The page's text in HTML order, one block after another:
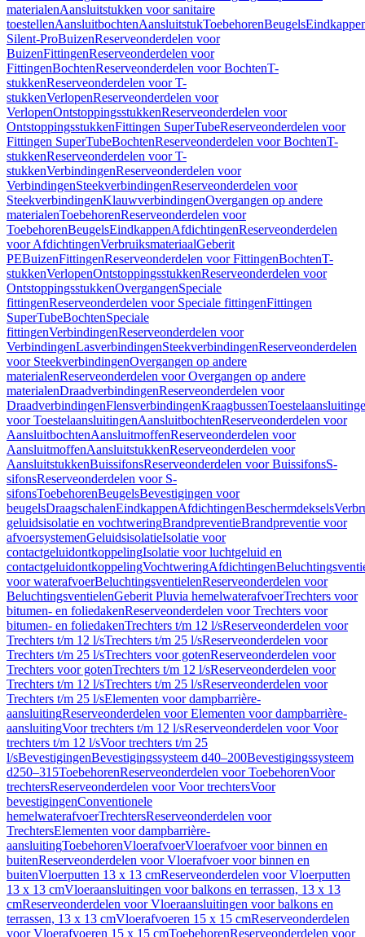
materialenAansluitstukken voor sanitaire
toestellenAansluitbochtenAansluitstukToebehorenBeugels
Silent-ProBuizenReserveonderdelen voor
BuizenFittingenReserveonderdelen voor
FittingenBochtenReserveonderdelen voor BochtenT-
stukkenReserveonderdelen voor T-
stukkenVerlopenReserveonderdelen voor
VerlopenOntstoppingsstukkenReserveonderdelen voor
OntstoppingsstukkenFittingen SuperTubeReserveonderdelen voor
Fittingen SuperTubeBochtenReserveonderdelen voor BochtenT-
stukkenReserveonderdelen voor T-
stukkenVerbindingenReserveonderdelen voor
VerbindingenSteekverbindingenReserveonderdelen voor
SteekverbindingenKlauwverbindingenOvergangen op andere
materialenToebehorenReserveonderdelen voor
ToebehorenBeugelsEindkappenAfdichtingenReserveonderdelen
voor AfdichtingenVerbruiksmateriaalGeberit
PEBuizenFittingenReserveonderdelen voor FittingenBochtenT-
stukkenVerlopenOntstoppingsstukkenReserveonderdelen voor
OntstoppingsstukkenOvergangenSpeciale
fittingenReserveonderdelen voor Speciale fittingenFittingen
SuperTubeBochtenSpeciale
fittingenVerbindingenReserveonderdelen voor
VerbindingenLasverbindingenSteekverbindingenReserveonderdelen
voor SteekverbindingenOvergangen op andere
materialenReserveonderdelen voor Overgangen op andere
materialenDraadverbindingenReserveonderdelen voor
DraadverbindingenFlensverbindingenKraagbussen
voor ToestelaansluitingenAansluitbochtenReserveonderdelen voor
AansluitbochtenAansluitmoffenReserveonderdelen voor
AansluitmoffenAansluitstukkenReserveonderdelen voor
AansluitstukkenBuissifonsReserveonderdelen voor BuissifonsS-
sifonsReserveonderdelen voor S-
sifonsToebehorenBeugelsBevestigingen voor
beugelsDraagschalenEindkappenAfdichtingenBeschermdeksels
geluidsisolatie en vochtweringBrandpreventieBrandpreventie voor
afvoersystemenGeluidsisolatieIsolatie voor
contactgeluidontkoppelingIsolatie voor luchtgeluid en
contactgeluidontkoppelingVochtweringAfdichtingen
voor waterafvoerBeluchtingsventielenReserveonderdelen voor
BeluchtingsventielenGeberit Pluvia hemelwaterafvoerTrechters voor
bitumen- en foliedakenReserveonderdelen voor Trechters voor
bitumen- en foliedakenTrechters t/m 12 l/sReserveonderdelen voor
Trechters t/m 12 l/sTrechters t/m 25 l/sReserveonderdelen voor
Trechters t/m 25 l/sTrechters voor gotenReserveonderdelen voor
Trechters voor gotenTrechters t/m 12 l/sReserveonderdelen voor
Trechters t/m 12 l/sTrechters t/m 25 l/sReserveonderdelen voor
Trechters t/m 25 l/sElementen voor dampbarrière-
aansluitingReserveonderdelen voor Elementen voor dampbarrière-
aansluitingVoor trechters t/m 12 l/sReserveonderdelen voor Voor
trechters t/m 12 l/sVoor trechters t/m 25
l/sBevestigingenBevestigingssysteem d40–200Bevestigingssysteem
d250–315ToebehorenReserveonderdelen voor ToebehorenVoor
trechtersReserveonderdelen voor Voor trechtersVoor
bevestigingenConventionele
hemelwaterafvoerTrechtersReserveonderdelen voor
TrechtersElementen voor dampbarrière-
aansluitingToebehorenVloerafvoerVloerafvoer voor binnen en
buitenReserveonderdelen voor Vloerafvoer voor binnen en
buitenVloerputten 13 x 13 cmReserveonderdelen voor Vloerputten
13 x 13 cmVloeraansluitingen voor balkons en terrassen, 13 x 13
cmReserveonderdelen voor Vloeraansluitingen voor balkons en
terrassen, 13 x 13 cmVloerafvoeren 15 x 15 cmReserveonderdelen
voor Vloerafvoeren 15 x 15 cmToebehorenReserveonderdelen voor